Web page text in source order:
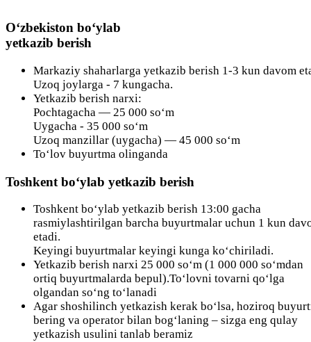
O‘zbekiston bo‘ylab
yetkazib berish
Markaziy shaharlarga yetkazib berish 1-3 kun davom
Uzoq joylarga - 7 kungacha.
Yetkazib berish narxi:
Pochtagacha — 25 000 so‘m
Uygacha - 35 000 so‘m
Uzoq manzillar (uygacha) — 45 000 so‘m
To‘lov buyurtma olinganda
Toshkent bo‘ylab yetkazib berish
Toshkent bo‘ylab yetkazib berish 13:00 gacha
rasmiylashtirilgan barcha buyurtmalar uchun 1 kun
etadi.
Keyingi buyurtmalar keyingi kunga ko‘chiriladi.
Yetkazib berish narxi 25 000 so‘m (1 000 000 so‘mdan
ortiq buyurtmalarda bepul).To‘lovni tovarni qo‘lga
olgandan so‘ng to‘lanadi
Agar shoshilinch yetkazish kerak bo‘lsa, hoziroq
bering va operator bilan bog‘laning – sizga eng qulay
yetkazish usulini tanlab beramiz